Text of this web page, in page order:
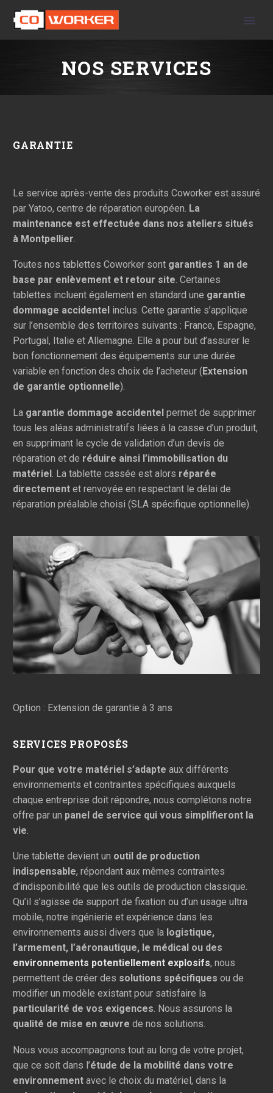
NOS SERVICES
GARANTIE
Le service après-vente des produits Coworker est assuré
par Yatoo, centre de réparation européen. La
maintenance est effectuée dans nos ateliers situés
à Montpellier
Toutes nos tablettes Coworker sont garanties 1 an de
base par enlèvement et retour site. Certaines
tablettes incluent également en standard une garantie
dommage accidentel inclus. Cette garantie s’applique
sur l’ensemble des territoires suivants : France, Espagne,
Portugal, Italie et Allemagne. Elle a pour but d’assurer le
bon fonctionnement des équipements sur une durée
variable en fonction des choix de l’acheteur ( Extension
de garantie optionnelle).
La garantie dommage accidentel permet de supprimer
tous les aléas administratifs liées à la casse d’un produit,
en supprimant le cycle de validation d’un devis de
réparation et de réduire ainsi l’immobilisation du
matériel . La tablette cassée est alors réparée
directement et renvoyée en respectant le délai de
réparation préalable choisi (SLA spécifique optionnelle).
Option : Extension de garantie à 3 ans
SERVICES PROPOSÉS
Pour que votre matériel s’adapte aux différents
environnements et contraintes spécifiques auxquels
chaque entreprise doit répondre, nous complétons notre
offre par un panel de service qui vous simplifieront la
vie.
Une tablette devient un outil de production
indispensable, répondant aux mêmes contraintes
d’indisponibilité que les outils de production classique.
Qu’il s’agisse de support de fixation ou d’un usage ultra
mobile, notre ingénierie et expérience dans les
environnements aussi divers que la logistique,
l’armement, l’aéronautique, le médical ou des
environnements potentiellement explosifs, nous
permettent de créer des solutions spécifiques ou de
modifier un modèle existant pour satisfaire la
particularité de vos exigences. Nous assurons la
qualité de mise en œuvre de nos solutions.
Nous vous accompagnons tout au long de votre projet,
que ce soit dans l’étude de la mobilité dans votre
environnement avec le choix du matériel, dans la